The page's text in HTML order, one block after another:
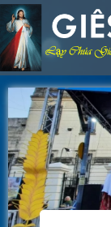
Skip
to
content